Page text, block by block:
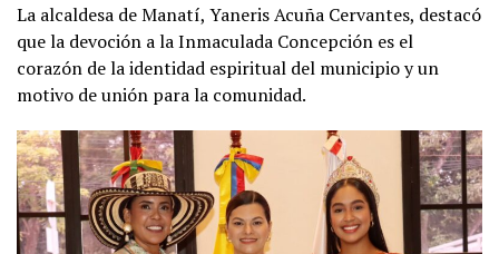
La alcaldesa de Manatí, Yaneris Acuña Cervantes, destacó
que la devoción a la Inmaculada Concepción es el
corazón de la identidad espiritual del municipio y un
motivo de unión para la comunidad.